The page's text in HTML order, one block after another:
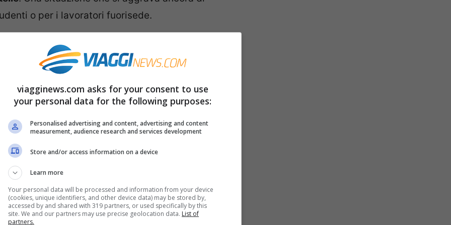
o per i lavoratori fuorisede.
hanno istituito una serie di
ai nuclei famigliari più in difficoltà di
nazionale, invece, esiste una sola
Affitto Giovani; cerchiamo di capire a
ottenerli e cosa fare domanda.
agli aiuti a fondo perduto
si tratta di una
di 2.000 euro, da inserire nella
ai giovani dai20 ai 31 anni non compiuti
viagginews.com asks for your consent to use
your personal data for the following purposes:
Personalised advertising and content, advertising and content
measurement, audience research and services development
Store and/or access information on a device
Learn more
Your personal data will be processed and information from your device
(cookies, unique identifiers, and other device data) may be stored by,
accessed by and shared with 319 partners, or used specifically by this
site. We and our partners may use precise geolocation data. List of
partners.